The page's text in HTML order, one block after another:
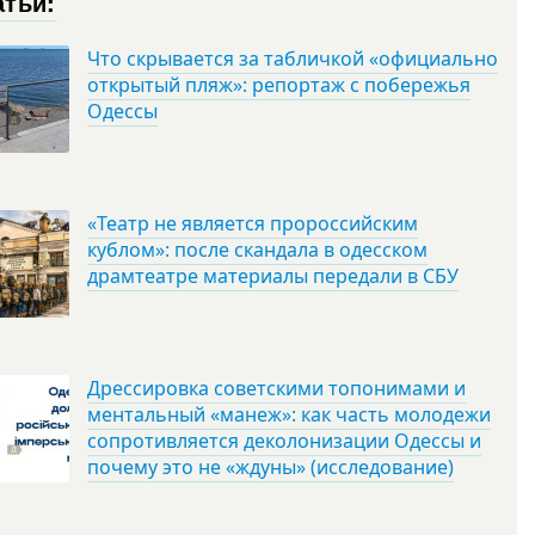
Что скрывается за табличкой «официально
открытый пляж»: репортаж с побережья
Одессы
«Театр не является пророссийским
кублом»: после скандала в одесском
драмтеатре материалы передали в СБУ
Дрессировка советскими топонимами и
ментальный «манеж»: как часть молодежи
сопротивляется деколонизации Одессы и
почему это не «ждуны» (исследование)